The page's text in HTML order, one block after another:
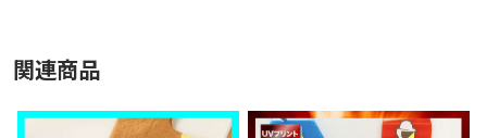
関連商品